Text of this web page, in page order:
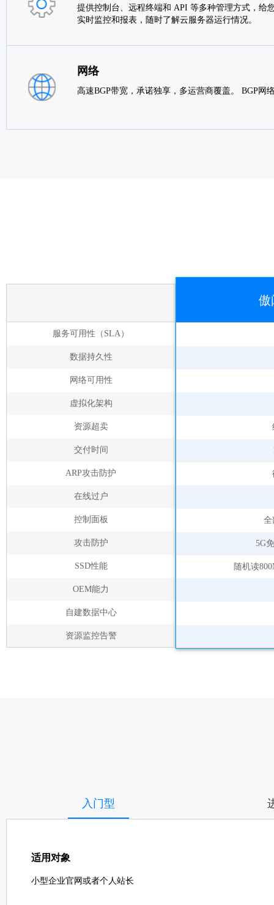
提供控制台、远程终端和 API 等多种管理方式，给
实时监控和报表，随时了解云服务器运行情况。
网络
高速BGP带宽，承诺独享，多运营商覆盖。 BGP
服务可用性（SLA）
数据持久性
网络可用性
虚拟化架构
资源超卖
交付时间
ARP攻击防护
在线过户
控制面板
攻击防护
SSD性能
OEM能力
自建数据中心
资源监控告警
傲
全
5G
随机读
入门型
适用对象
小型企业官网或者个人站长